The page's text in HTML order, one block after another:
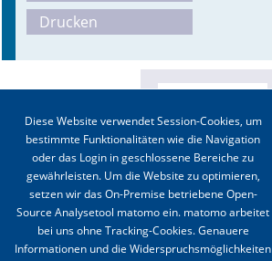
Drucken
Diese Website verwendet Session-Cookies, um
bestimmte Funktionalitäten wie die Navigation
oder das Login in geschlossene Bereiche zu
gewährleisten. Um die Website zu optimieren,
setzen wir das On-Premise betriebene Open-
Source Analysetool matomo ein. matomo arbeitet
bei uns ohne Tracking-Cookies. Genauere
Informationen und die Widerspruchsmöglichkeiten